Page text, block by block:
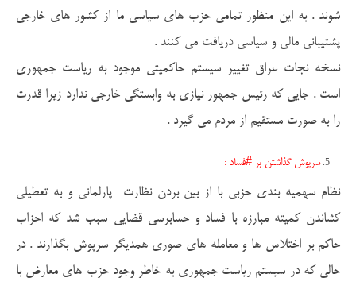
شوند . به این منظور تمامی حزب های سیاسی ما از کشور های خارجی
پشتیبانی مالی و سیاسی دریافت می کنند .
نسخه نجات عراق تغییر سیستم حاکمیتی موجود به ریاست جمهوری
است . جایی که رئیس جمهور نیازی به وابستگی خارجی ندارد زیرا قدرت
را به صورت مستقیم از مردم می گیرد .
سرپوش گذاشتن بر #فساد :
نظام سهمیه بندی حزبی با از بین بردن نظارت پارلمانی و به تعطیلی
کشاندن کمیته مبارزه با فساد و حسابرسی قضایی سبب شد که احزاب
حاکم بر اختلاس ها و معامله های صوری همدیگر سرپوش بگذارند . در
حالی که در سیستم ریاست جمهوری به خاطر وجود حزب های معارض با